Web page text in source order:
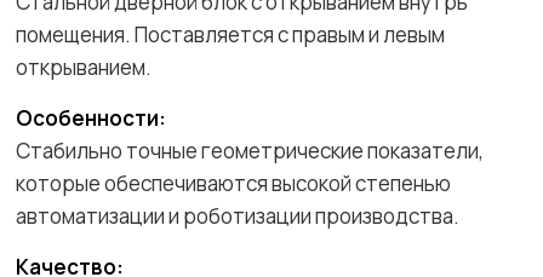
помещения. Поставляется с правым и левым
открыванием.
Особенности:
Стабильно точные геометрические показатели,
которые обеспечиваются высокой степенью
автоматизации и роботизации производства.
Качество: